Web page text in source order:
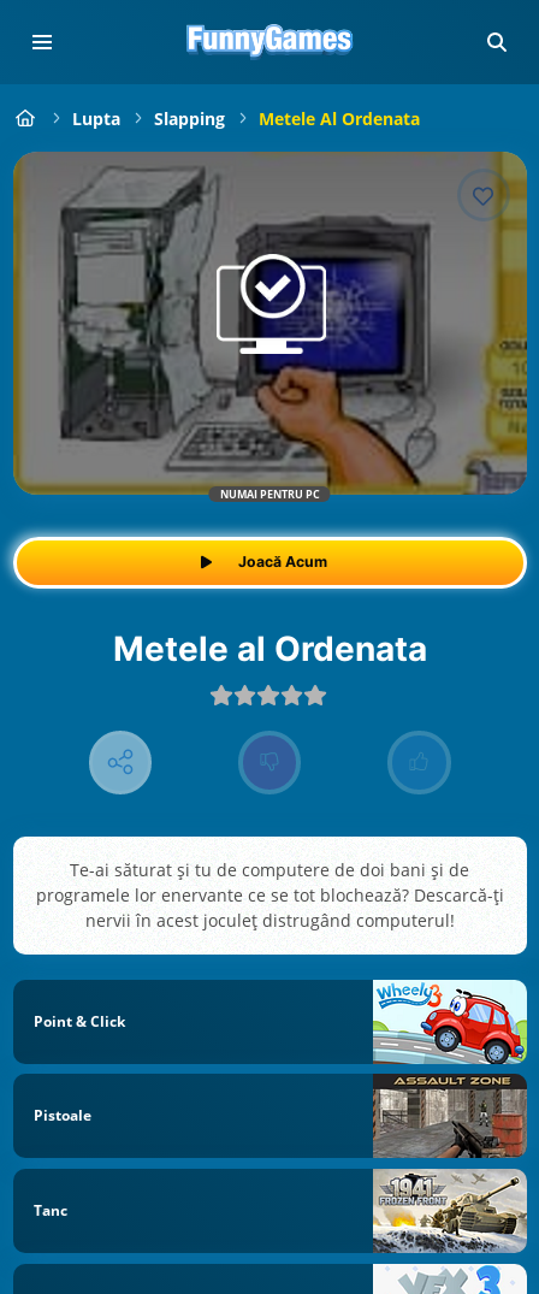
Lupta Slapping Metele Al Ordenata
NUMAI PENTRU PC
Joacă Acum
Metele al Ordenata
Te-ai săturat și tu de computere de doi bani și de
programele lor enervante ce se tot blochează? Descarcă-ți
nervii în acest joculeț distrugând computerul!
Point & Click
Pistoale
Tanc